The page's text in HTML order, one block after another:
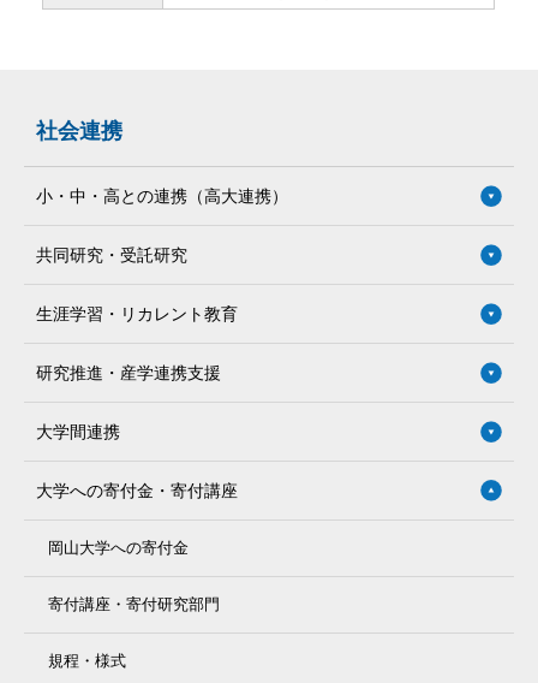
社会連携
小・中・高との連携（高大連携）
共同研究・受託研究
生涯学習・リカレント教育
研究推進・産学連携支援
大学間連携
大学への寄付金・寄付講座
岡山大学への寄付金
寄付講座・寄付研究部門
規程・様式